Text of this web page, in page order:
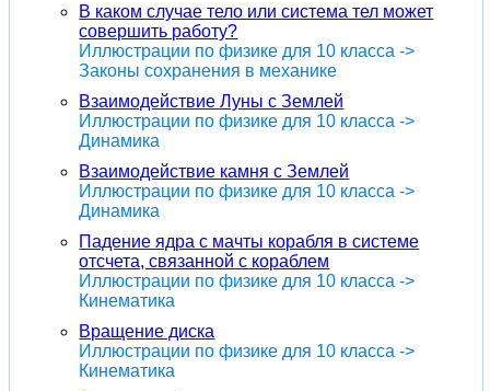
В каком случае тело или система тел может
совершить работу?
Иллюстрации по физике для 10 класса ->
Законы сохранения в механике
Взаимодействие Луны с Землей
Иллюстрации по физике для 10 класса ->
Динамика
Взаимодействие камня с Землей
Иллюстрации по физике для 10 класса ->
Динамика
Падение ядра с мачты корабля в системе
отсчета, связанной с кораблем
Иллюстрации по физике для 10 класса ->
Кинематика
Вращение диска
Иллюстрации по физике для 10 класса ->
Кинематика